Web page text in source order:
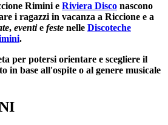
Rimini e Riviera Disco nascono
i ragazzi in vacanza a Riccione e a
, eventie feste nelle Discoteche
.
per potersi orientare e scegliere il
in base all'ospite o al genere musicale